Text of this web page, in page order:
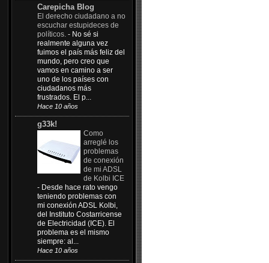
Carepicha Blog
El derecho ciudadano a no
escuchar estupideces de
políticos. - No sé si
realmente alguna vez
fuimos el país más feliz del
mundo, pero creo que
vamos en camino a ser
uno de los países con
ciudadanos más
frustrados. El p...
Hace 10 años
g33k!
Como
arreglé los
problemas
de conexión
de mi ADSL
de Kolbi ICE
- Desde hace rato vengo
teniendo problemas con
mi conexión ADSL Kolbi,
del Instituto Costarricense
de Electricidad (ICE). El
problema es el mismo
siempre: al...
Hace 10 años